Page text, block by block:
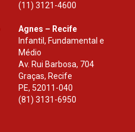
(11) 3121-4600
Agnes – Recife
Infantil, Fundamental e
Médio
Av. Rui Barbosa, 704
Graças, Recife
PE, 52011-040
(81) 3131-6950